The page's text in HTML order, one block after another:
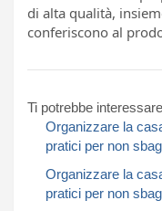
di alta qualità,
conferiscono al
Ti potrebbe
Organizzare la
pratici per non
Organizzare la
pratici per non